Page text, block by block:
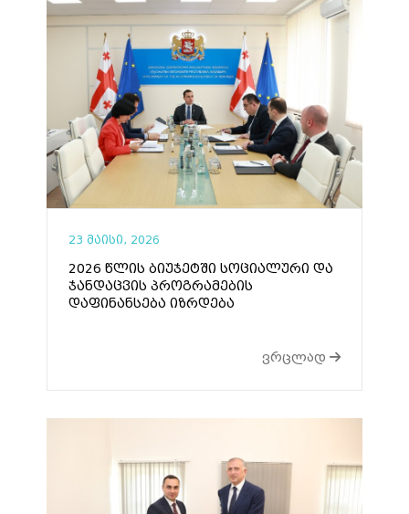
23 მაისი, 2026
2026 წლის ბიუჯეტში სოციალური და
ჯანდაცვის პროგრამების
დაფინანსება იზრდება
ვრცლად